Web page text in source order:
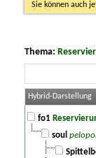
Sie können auch
Thema:
Hybrid-Darstellung
fo1
soul